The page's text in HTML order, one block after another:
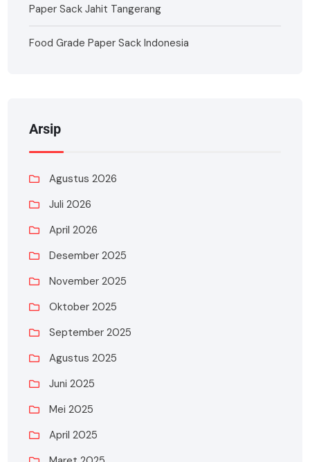
Paper Sack Jahit Tangerang
Food Grade Paper Sack Indonesia
Arsip
Agustus 2026
Juli 2026
April 2026
Desember 2025
November 2025
Oktober 2025
September 2025
Agustus 2025
Juni 2025
Mei 2025
April 2025